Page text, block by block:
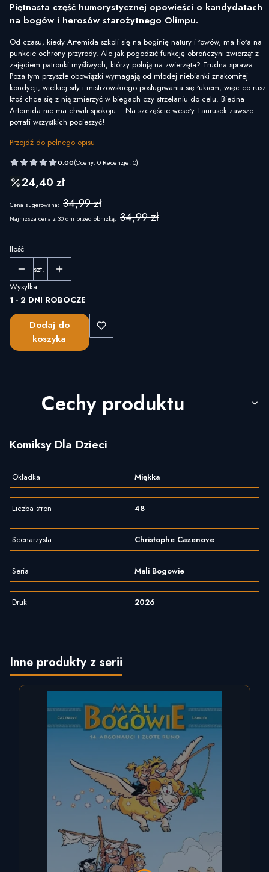
Piętnasta część humorystycznej opowieści o kandydatach
na bogów i herosów starożytnego Olimpu.
Od czasu, kiedy Artemida szkoli się na boginię natury i łowów, ma fioła na
punkcie ochrony przyrody. Ale jak pogodzić funkcję obrończyni zwierząt z
zajęciem patronki myśliwych, którzy polują na zwierzęta? Trudna sprawa...
Poza tym przyszłe obowiązki wymagają od młodej niebianki znakomitej
kondycji, wielkiej siły i mistrzowskiego posługiwania się łukiem, więc co rusz
ktoś chce się z nią zmierzyć w biegach czy strzelaniu do celu. Biedna
Artemida nie ma chwili spokoju... Na szczęście wesoły Taurusek zawsze
potrafi wszystkich pocieszyć!
Przejdź do pełnego opisu
0.00(Oceny: 0 Recenzje: 0)
24,40 zł
Cena sugerowana: 34,99 zł
Najniższa cena z 30 dni przed obniżką: 34,99 zł
Ilość
szt.
Wysyłka:
1 - 2 DNI ROBOCZE
Dodaj do
koszyka
Cechy produktu
Komiksy Dla Dzieci
Okładka Miękka
Liczba stron 48
Scenarzysta Christophe Cazenove
Seria Mali Bogowie
Druk 2026
Inne produkty z serii